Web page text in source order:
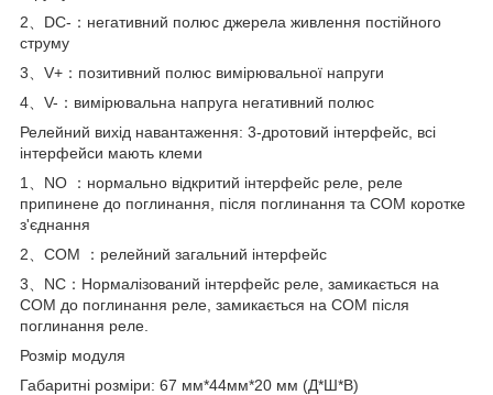
2、DC-：негативний полюс джерела живлення постійного
струму
3、V+：позитивний полюс вимірювальної напруги
4、V-：вимірювальна напруга негативний полюс
Релейний вихід навантаження: 3-дротовий інтерфейс, всі
інтерфейси мають клеми
1、NO ：нормально відкритий інтерфейс реле, реле
припинене до поглинання, після поглинання та COM коротке
з'єднання
2、COM ：релейний загальний інтерфейс
3、NC：Нормалізований інтерфейс реле, замикається на
COM до поглинання реле, замикається на COM після
поглинання реле.
Розмір модуля
Габаритні розміри: 67 мм*44мм*20 мм (Д*Ш*В)